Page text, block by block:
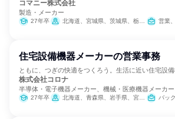
コマニー株式会社
製造・メーカー
27年卒 北海道、宮城県、茨城県、栃木県、埼玉県、東京都、神奈川県、新潟県、富山県、石川県、福井県、長野県、静岡県、愛知県、京都府、大阪府、兵庫県、岡山県、広島県、香川県、福岡県、鹿児島県、沖縄県 営業、法務/知財、IT
住宅設備機器メーカーの営業事務
ともに、つぎの快適をつくろう。生活に近い住宅設
株式会社コロナ
半導体・電子機器メーカー、機械・医療機器メーカ
27年卒 北海道、青森県、岩手県、宮城県、秋田県、山形県、福島県、茨城県、栃木県、群馬県、埼玉県、千葉県、東京都、神奈川県、新潟県、富山県、石川県、福井県、山梨県、長野県、岐阜県、静岡県、愛知県、三重県、滋賀県、京都府、大阪府、兵庫県、鳥取県、岡山県、広島県、山口県、香川県、愛媛県、福岡県、長崎県、熊本県、大分県、宮崎県、鹿児島県、沖縄県 バッ